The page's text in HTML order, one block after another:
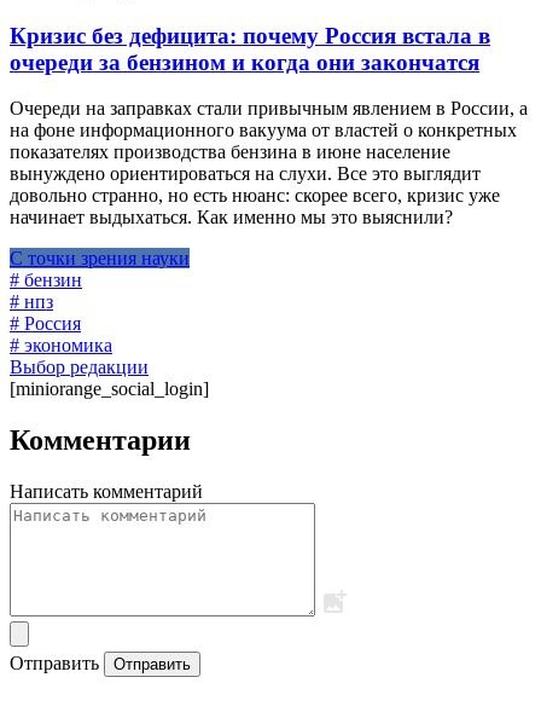
Кризис без дефицита: почему Россия встала в
очереди за бензином и когда они закончатся
Очереди на заправках стали привычным явлением в России, а
на фоне информационного вакуума от властей о конкретных
показателях производства бензина в июне население
вынуждено ориентироваться на слухи. Все это выглядит
довольно странно, но есть нюанс: скорее всего, кризис уже
начинает выдыхаться. Как именно мы это выяснили?
С точки зрения науки
# бензин
# нпз
# Россия
# экономика
Выбор редакции
[miniorange_social_login]
Комментарии
Написать комментарий
Отправить Отправить